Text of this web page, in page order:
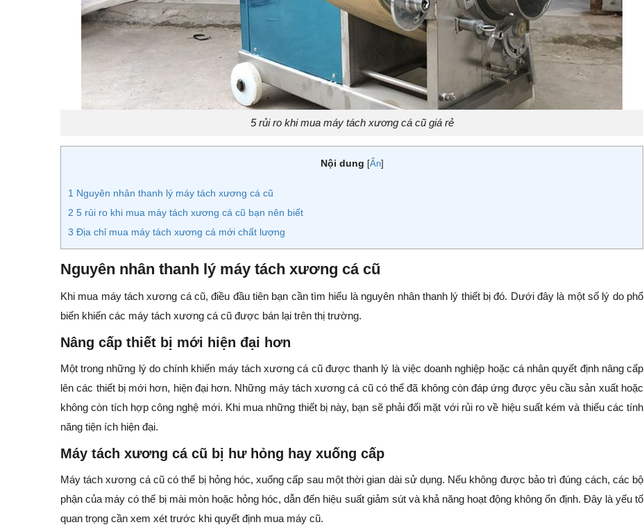
5 rủi ro khi mua máy tách xương cá cũ giá rẻ
Nội dung [Ẩn]
1 Nguyên nhân thanh lý máy tách xương cá cũ
2 5 rủi ro khi mua máy tách xương cá cũ bạn nên biết
3 Địa chỉ mua máy tách xương cá mới chất lượng
Nguyên nhân thanh lý máy tách xương cá cũ
Khi mua máy tách xương cá cũ, điều đầu tiên bạn cần tìm hiểu là nguyên nhân thanh lý thiết bị đó. Dưới đây là một số lý do phổ
biến khiến các máy tách xương cá cũ được bán lại trên thị trường.
Nâng cấp thiết bị mới hiện đại hơn
Một trong những lý do chính khiến máy tách xương cá cũ được thanh lý là việc doanh nghiệp hoặc cá nhân quyết định nâng cấp
lên các thiết bị mới hơn, hiện đại hơn. Những máy tách xương cá cũ có thể đã không còn đáp ứng được yêu cầu sản xuất hoặc
không còn tích hợp công nghệ mới. Khi mua những thiết bị này, bạn sẽ phải đối mặt với rủi ro về hiệu suất kém và thiếu các tính
năng tiện ích hiện đại.
Máy tách xương cá cũ bị hư hỏng hay xuống cấp
Máy tách xương cá cũ có thể bị hỏng hóc, xuống cấp sau một thời gian dài sử dụng. Nếu không được bảo trì đúng cách, các bộ
phận của máy có thể bị mài mòn hoặc hỏng hóc, dẫn đến hiệu suất giảm sút và khả năng hoạt động không ổn định. Đây là yếu tố
quan trọng cần xem xét trước khi quyết định mua máy cũ.